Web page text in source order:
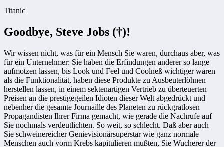
Titanic
Goodbye, Steve Jobs (†)!
Wir wissen nicht, was für ein Mensch Sie waren, durchaus aber, was
für ein Unternehmer: Sie haben die Erfindungen anderer so lange
aufmotzen lassen, bis Look und Feel und Coolneß wichtiger waren
als die Funktionalität, haben diese Produkte zu Ausbeuterlöhnen
herstellen lassen, in einem sektenartigen Vertrieb zu überteuerten
Preisen an die prestigegeilen Idioten dieser Welt abgedrückt und
nebenher die gesamte Journaille des Planeten zu rückgratlosen
Propagandisten Ihrer Firma gemacht, wie gerade die Nachrufe auf
Sie nochmals verdeutlichten. So weit, so schlecht. Daß aber auch
Sie schweinereicher Genievisionärsuperstar wie ganz normale
Menschen auch vorm Krebs kapitulieren mußten, Sie Wucherer der